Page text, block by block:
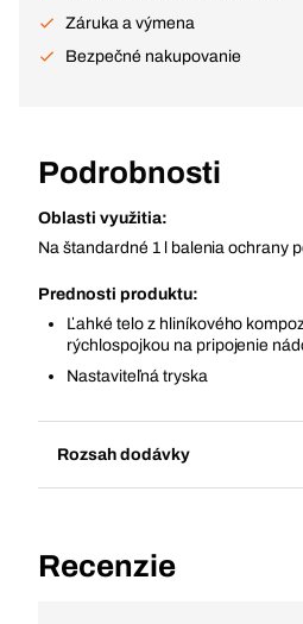
Záruka a výmena
Bezpečné nakupovanie
Podrobnosti
Oblasti využitia:
Na štandardné 1 l balenia ochrany
Prednosti produktu:
Ľahké telo z hliníkového
rýchlospojkou na pripojenie
Nastaviteľná tryska
Rozsah dodávky
Recenzie